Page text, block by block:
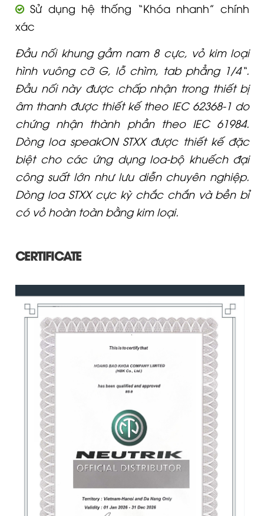
Sử dụng hệ thống “Khóa nhanh” chính
xác
Đầu nối khung gầm nam 8 cực, vỏ kim loại
hình vuông cỡ G, lỗ chìm, tab phẳng 1/4“.
Đầu nối này được chấp nhận trong thiết bị
âm thanh được thiết kế theo IEC 62368-1 do
chứng nhận thành phần theo IEC 61984.
Dòng loa speakON STXX được thiết kế đặc
biệt cho các ứng dụng loa-bộ khuếch đại
công suất lớn như lưu diễn chuyên nghiệp.
Dòng loa STXX cực kỳ chắc chắn và bền bỉ
có vỏ hoàn toàn bằng kim loại.
CERTIFICATE